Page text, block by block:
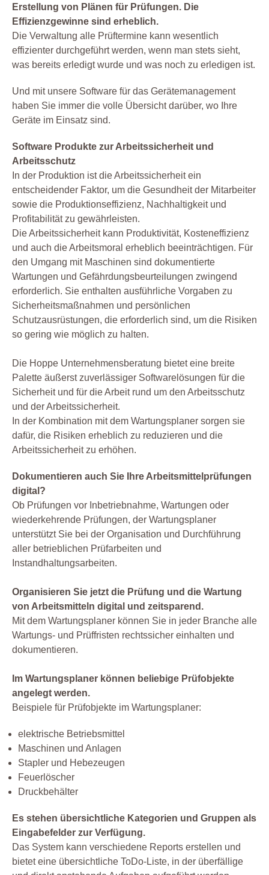
Erstellung von Plänen für Prüfungen. Die
Effizienzgewinne sind erheblich.
Die Verwaltung alle Prüftermine kann wesentlich
effizienter durchgeführt werden, wenn man stets sieht,
was bereits erledigt wurde und was noch zu erledigen ist.
Und mit unsere Software für das Gerätemanagement
haben Sie immer die volle Übersicht darüber, wo Ihre
Geräte im Einsatz sind.
Software Produkte zur Arbeitssicherheit und
Arbeitsschutz
In der Produktion ist die Arbeitssicherheit ein
entscheidender Faktor, um die Gesundheit der Mitarbeiter
sowie die Produktionseffizienz, Nachhaltigkeit und
Profitabilität zu gewährleisten.
Die Arbeitssicherheit kann Produktivität, Kosteneffizienz
und auch die Arbeitsmoral erheblich beeinträchtigen. Für
den Umgang mit Maschinen sind dokumentierte
Wartungen und Gefährdungsbeurteilungen zwingend
erforderlich. Sie enthalten ausführliche Vorgaben zu
Sicherheitsmaßnahmen und persönlichen
Schutzausrüstungen, die erforderlich sind, um die Risiken
so gering wie möglich zu halten.
Die Hoppe Unternehmensberatung bietet eine breite
Palette äußerst zuverlässiger Softwarelösungen für die
Sicherheit und für die Arbeit rund um den Arbeitsschutz
und der Arbeitssicherheit.
In der Kombination mit dem Wartungsplaner sorgen sie
dafür, die Risiken erheblich zu reduzieren und die
Arbeitssicherheit zu erhöhen.
Dokumentieren auch Sie Ihre Arbeitsmittelprüfungen
digital?
Ob Prüfungen vor Inbetriebnahme, Wartungen oder
wiederkehrende Prüfungen, der Wartungsplaner
unterstützt Sie bei der Organisation und Durchführung
aller betrieblichen Prüfarbeiten und
Instandhaltungsarbeiten.
Organisieren Sie jetzt die Prüfung und die Wartung
von Arbeitsmitteln digital und zeitsparend.
Mit dem Wartungsplaner können Sie in jeder Branche alle
Wartungs- und Prüffristen rechtssicher einhalten und
dokumentieren.
Im Wartungsplaner können beliebige Prüfobjekte
angelegt werden.
Beispiele für Prüfobjekte im Wartungsplaner:
elektrische Betriebsmittel
Maschinen und Anlagen
Stapler und Hebezeugen
Feuerlöscher
Druckbehälter
Es stehen übersichtliche Kategorien und Gruppen als
Eingabefelder zur Verfügung.
Das System kann verschiedene Reports erstellen und
bietet eine übersichtliche ToDo-Liste, in der überfällige